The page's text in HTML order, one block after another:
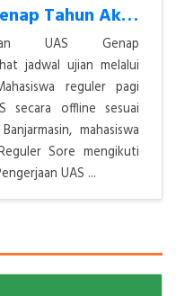
Ujian Akhir Semester Genap Tahun Akademik 2025/2026
UAS Genap
jadwal ujian melalui
reguler pagi
secara offline sesuai
mahasiswa
Sore mengikuti
UAS ...